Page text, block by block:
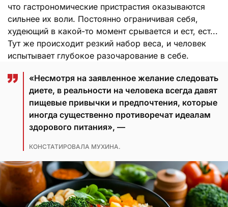
что гастрономические пристрастия оказываются
сильнее их воли. Постоянно ограничивая себя,
худеющий в какой-то момент срывается и ест, ест...
Тут же происходит резкий набор веса, и человек
испытывает глубокое разочарование в себе.
«Несмотря на заявленное желание следовать
диете, в реальности на человека всегда давят
пищевые привычки и предпочтения, которые
иногда существенно противоречат идеалам
здорового питания», —
КОНСТАТИРОВАЛА МУХИНА.